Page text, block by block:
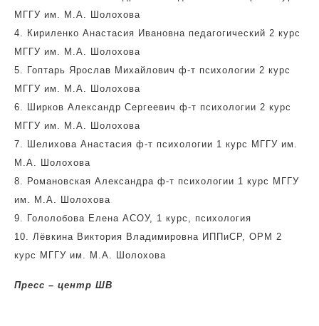
МГГУ им. М.А. Шолохова
4. Кириленко Анастасия Ивановна педагогический 2 курс
МГГУ им. М.А. Шолохова
5. Гоптарь Ярослав Михайлович ф-т психологии 2 курс
МГГУ им. М.А. Шолохова
6. Ширков Александр Сергеевич ф-т психологии 2 курс
МГГУ им. М.А. Шолохова
7. Шелихова Анастасия ф-т психологии 1 курс МГГУ им.
М.А. Шолохова
8. Романовская Александра ф-т психологии 1 курс МГГУ
им. М.А. Шолохова
9. Гололобова Елена АСОУ, 1 курс, психология
10. Лёвкина Виктория Владимировна ИППиСР, ОРМ 2
курс МГГУ им. М.А. Шолохова
Пресс – центр ШВ